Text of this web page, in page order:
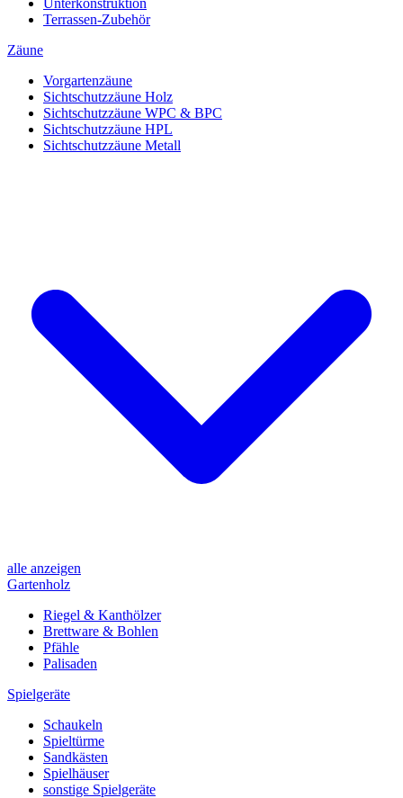
Unterkonstruktion
Terrassen-Zubehör
Zäune
Vorgartenzäune
Sichtschutzzäune Holz
Sichtschutzzäune WPC & BPC
Sichtschutzzäune HPL
Sichtschutzzäune Metall
alle anzeigen
Gartenholz
Riegel & Kanthölzer
Brettware & Bohlen
Pfähle
Palisaden
Spielgeräte
Schaukeln
Spieltürme
Sandkästen
Spielhäuser
sonstige Spielgeräte